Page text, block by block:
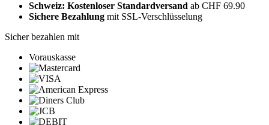
Schweiz: Kostenloser Standardversand ab CHF 69.90
Sichere Bezahlung mit SSL-Verschlüsselung
Sicher bezahlen mit
Vorauskasse